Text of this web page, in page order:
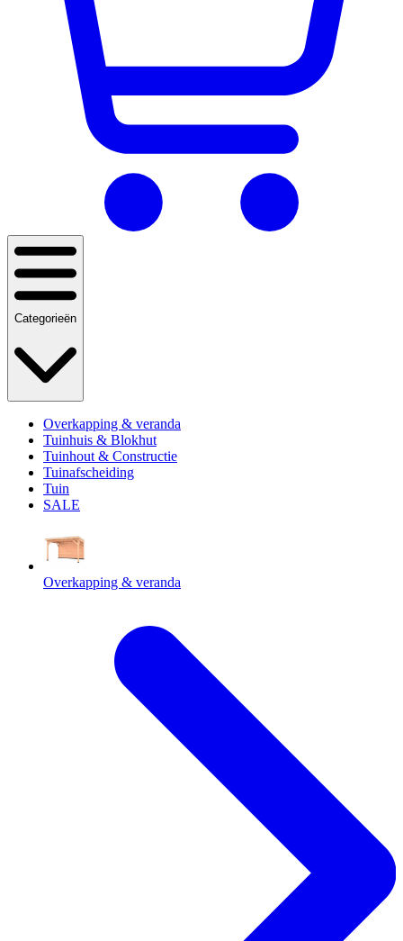
Categorieën
Overkapping & veranda
Tuinhuis & Blokhut
Tuinhout & Constructie
Tuinafscheiding
Tuin
SALE
Overkapping & veranda